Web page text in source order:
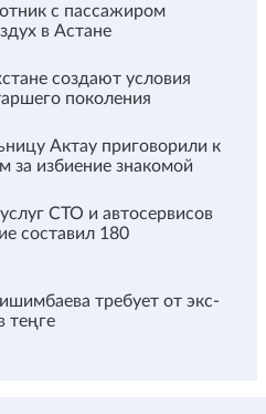
с пассажиром
в Астане
создают условия
поколения
Актау приговорили к
за избиение знакомой
СТО и автосервисов
составил 180
требует от экс-
теңге